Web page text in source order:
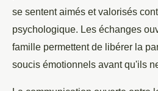
se sentent aimés et valorisés
psychologique. Les échanges
famille permettent de libérer la
soucis émotionnels avant qu'ils